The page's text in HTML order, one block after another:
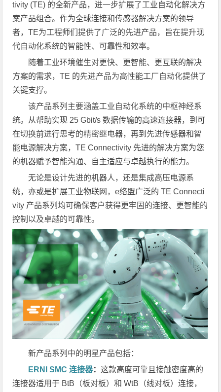
tivity (TE) 的全新产品，进一步扩展了工业自动化解决方
案产品组合。作为全球连接和传感器解决方案的领导
者，TE为工程师们提供了广泛的先进产品，旨在提升现
代自动化系统的智能性、可靠性和效率。
随着工业环境催生对更快、更智能、更互联的解决
方案的需求，TE 的先进产品为高性能工厂自动化提供了
关键支撑。
该产品系列主要涵盖工业自动化系统的中枢神经系
统。从帮助实现 25 Gbit/s 数据传输的高速连接器，到可
在切换前进行思考的精密继电器，再到先进传感器和智
能电源解决方案，TE Connectivity 先进的解决方案为您
的机器赋予智能沟通、自主适应与卓越执行的能力。
无论是设计先进的机器人，还是集成高压电源系
统，亦或是扩展工业物联网，e络盟广泛的 TE Connecti
vity 产品系列均可确保客户获得更牢固的连接、更智能的
控制以及卓越的可靠性。
新产品系列中的明星产品包括：
ERNI SMC连接器：这款高度可靠且接触密度高的
连接器适用于 BtB（板对板）和 WtB（线对板）连接，